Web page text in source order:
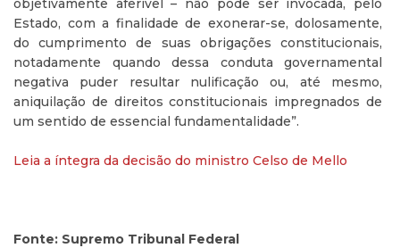
objetivamente aferível – não pode ser invocada, pelo
Estado, com a finalidade de exonerar-se, dolosamente,
do cumprimento de suas obrigações constitucionais,
notadamente quando dessa conduta governamental
negativa puder resultar nulificação ou, até mesmo,
aniquilação de direitos constitucionais impregnados de
um sentido de essencial fundamentalidade”.
Leia a íntegra da decisão do ministro Celso de Mello
Fonte: Supremo Tribunal Federal